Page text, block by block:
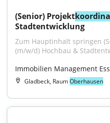
(Senior) Projekt
Stadtentwicklung
Zum Hauptinhalt springen
(m/w/d) Hochbau &
Immobilien Management
Gladbeck, RaumOberhausen